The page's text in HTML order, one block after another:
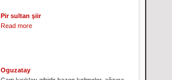
Pir sultan şiir
Read more
Oguzatay